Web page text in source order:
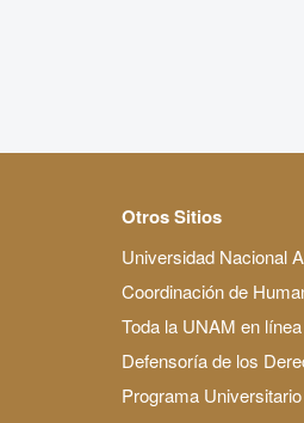
Otros Sitios
Universidad Nacional
Coordinación de
Toda la UNAM en línea
Defensoría de los
Programa